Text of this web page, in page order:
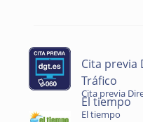
Cita previa
Tráfico
Cita previa
El tiempo
El tiempo